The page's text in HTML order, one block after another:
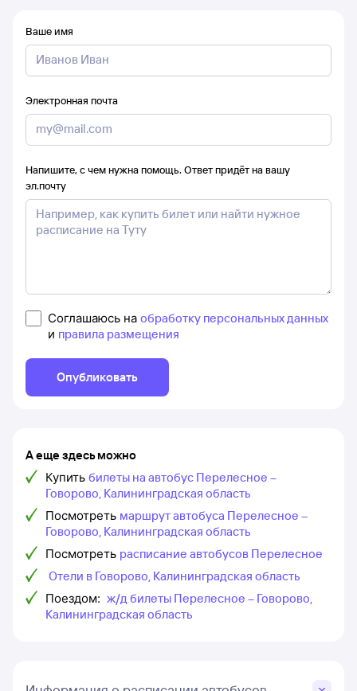
Ваше имя
Электронная почта
Напишите, с чем нужна помощь. Ответ придёт на вашу
эл.почту
Соглашаюсь на обработку персональных данных
и правила размещения
Опубликовать
А еще здесь можно
Купить билеты на автобус Перелесное –
Говорово, Калининградская область
Посмотреть маршрут автобуса Перелесное –
Говорово, Калининградская область
Посмотреть расписание автобусов Перелесное
Отели в Говорово, Калининградская область
Поездом: ж/д билеты Перелесное – Говорово,
Калининградская область